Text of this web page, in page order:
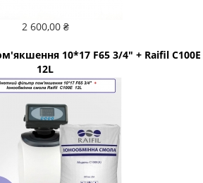
2 600,00 ₴
10*17 F65 3/4" + Raifil C100E
12L